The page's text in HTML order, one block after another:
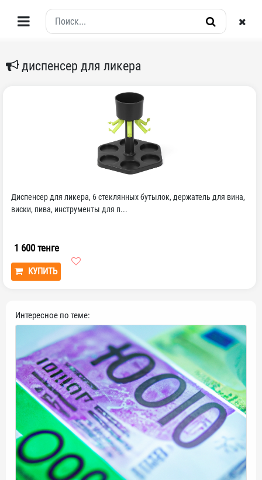
диспенсер для ликера
Диспенсер для ликера, 6 стеклянных бутылок, держатель для вина,
виски, пива, инструменты для п...
1 600 тенге
КУПИТЬ
Интересное по теме: